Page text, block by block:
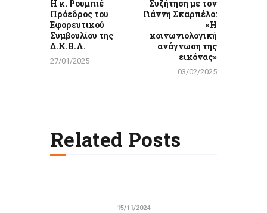
Η κ. Ρουμπιέ
Πρόεδρος του
Εφορευτικού
Συμβουλίου της
Δ.Κ.Β.Λ.
27/01/2025
Συζήτηση με τον
Γιάννη Σκαρπέλο:
«Η
κοινωνιολογική
ανάγνωση της
εικόνας»
03/02/2025
Related Posts
15/11/2024